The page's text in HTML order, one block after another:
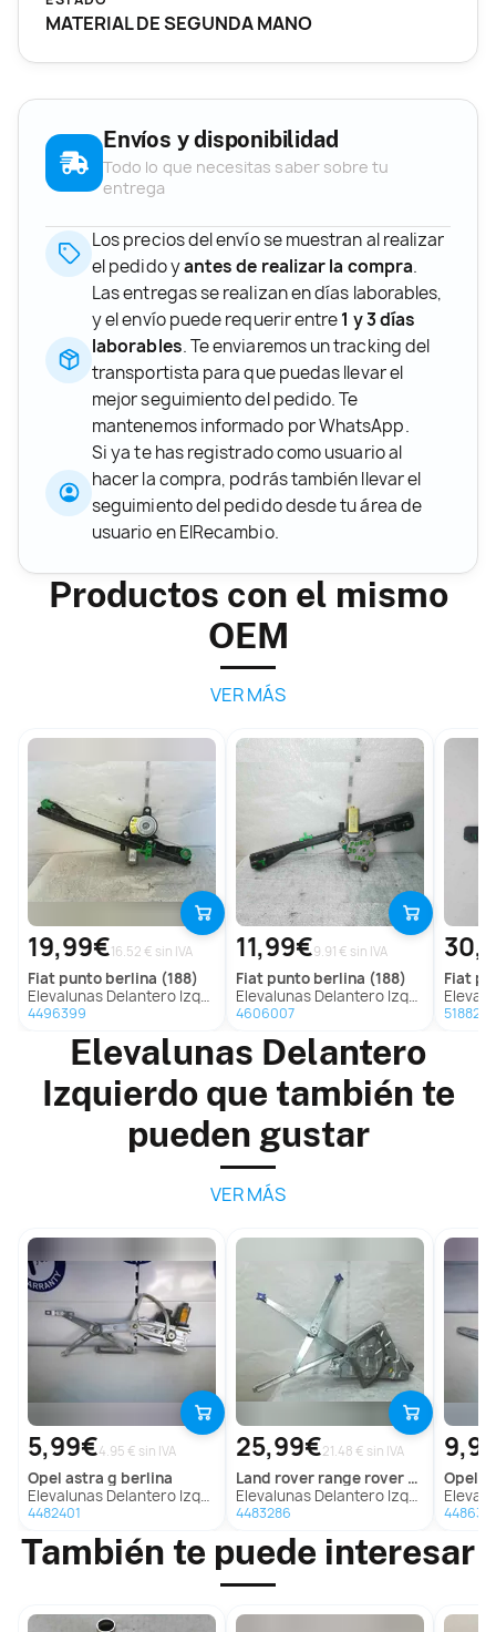
MATERIAL DE SEGUNDA MANO
Envíos y disponibilidad
Todo lo que necesitas saber sobre tu
entrega
Los precios del envío se muestran al realizar
el pedido yantes de realizar la compra.
Las entregas se realizan en días laborables,
y el envío puede requerir entre1 y 3 días
laborables. Te enviaremos un tracking del
transportista para que puedas llevar el
mejor seguimiento del pedido. Te
mantenemos informado por WhatsApp.
Si ya te has registrado como usuario al
hacer la compra, podrás también llevar el
seguimiento del pedido desde tu área de
usuario en ElRecambio.
Productos con el mismo
OEM
VER MÁS
19,99€16.52 € sin IVA
fiat punto berlina (188)
Elevalunas Delantero Izquierdo Para Fiat Punto Berlina
4496399
11,99€9.91 € sin IVA
fiat punto berlina (188)
Elevalunas Delantero Izquierdo para Fiat Punto Berlina (188)
4606007
fiat
Elevalunas
5188228
Elevalunas Delantero
Izquierdo que también te
pueden gustar
VER MÁS
5,99€4.95 € sin IVA
opel astra g berlina
Elevalunas Delantero Izquierdo Para Opel Astra G Berlina
4482401
25,99€21.48 € sin IVA
land rover range rover (lp)
Elevalunas Delantero Izquierdo Para Land Rover Range Rover
4483286
opel
Elevalunas
También te puede interesar